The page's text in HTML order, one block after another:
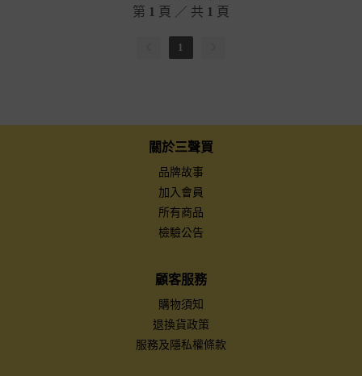
第 1 頁 ／ 共 1 頁
1
關於三聲買
品牌故事
加入會員
所有商品
檢驗公告
顧客服務
購物須知
退換貨政策
服務及隱私權條款